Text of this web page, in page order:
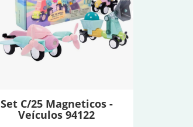
Set C/25 Magneticos -
Veículos 94122